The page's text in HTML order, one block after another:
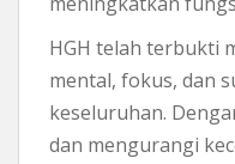
HGH telah terbukti
mental, fokus, dan
keseluruhan.
dan mengurangi